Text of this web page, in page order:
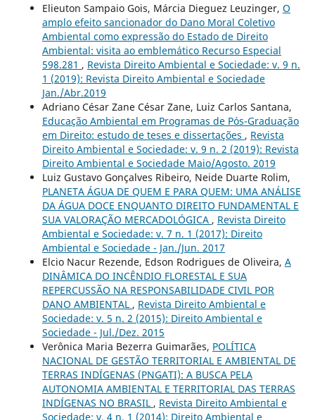
Elieuton Sampaio Gois, Márcia Dieguez Leuzinger, O
amplo efeito sancionador do Dano Moral Coletivo
Ambiental como expressão do Estado de Direito
Ambiental: visita ao emblemático Recurso Especial
598.281 , Revista Direito Ambiental e Sociedade: v. 9 n.
1 (2019): Revista Direito Ambiental e Sociedade
Jan./Abr.2019
Adriano César Zane César Zane, Luiz Carlos Santana,
Educação Ambiental em Programas de Pós-Graduação
em Direito: estudo de teses e dissertações , Revista
Direito Ambiental e Sociedade: v. 9 n. 2 (2019): Revista
Direito Ambiental e Sociedade Maio/Agosto. 2019
Luiz Gustavo Gonçalves Ribeiro, Neide Duarte Rolim,
PLANETA ÁGUA DE QUEM E PARA QUEM: UMA ANÁLISE
DA ÁGUA DOCE ENQUANTO DIREITO FUNDAMENTAL E
SUA VALORAÇÃO MERCADOLÓGICA , Revista Direito
Ambiental e Sociedade: v. 7 n. 1 (2017): Direito
Ambiental e Sociedade - Jan./Jun. 2017
Elcio Nacur Rezende, Edson Rodrigues de Oliveira, A
DINÂMICA DO INCÊNDIO FLORESTAL E SUA
REPERCUSSÃO NA RESPONSABILIDADE CIVIL POR
DANO AMBIENTAL , Revista Direito Ambiental e
Sociedade: v. 5 n. 2 (2015): Direito Ambiental e
Sociedade - Jul./Dez. 2015
Verônica Maria Bezerra Guimarães, POLÍTICA
NACIONAL DE GESTÃO TERRITORIAL E AMBIENTAL DE
TERRAS INDÍGENAS (PNGATI): A BUSCA PELA
AUTONOMIA AMBIENTAL E TERRITORIAL DAS TERRAS
INDÍGENAS NO BRASIL , Revista Direito Ambiental e
Sociedade: v. 4 n. 1 (2014): Direito Ambiental e